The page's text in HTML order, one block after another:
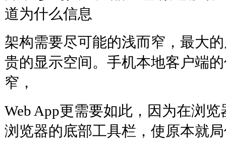
道为什么信息
架构需要尽可能的浅而窄，最大
贵的显示空间。手机本地客户端
窄，
Web App更需要如此，因为在浏
浏览器的底部工具栏，使原本就